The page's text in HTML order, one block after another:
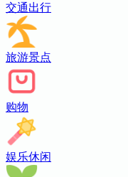
交通出行
旅游景点
购物
娱乐休闲